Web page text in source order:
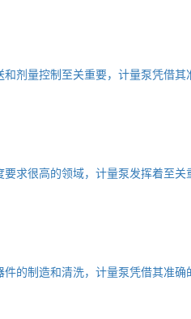
剂量控制至关重要，计量泵凭借
求很高的领域，计量泵发挥着至
的制造和清洗，计量泵凭借其准